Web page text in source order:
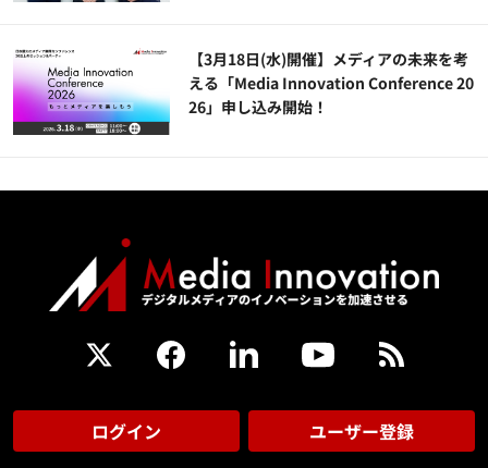
【3月18日(水)開催】メディアの未来を考
える「Media Innovation Conference 20
26」申し込み開始！
ログイン ユーザー登録